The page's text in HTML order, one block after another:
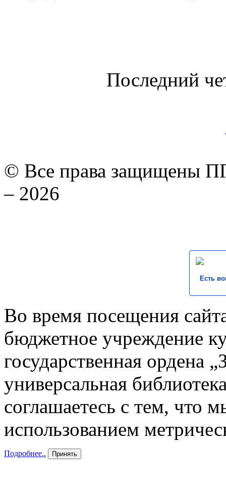
Последний
© Все права защищены
– 2026
Есть
Во время посещения
бюджетное учреждение
государственная ордена
универсальная
соглашаетесь с тем, что
использованием
Подробнее.. Принять